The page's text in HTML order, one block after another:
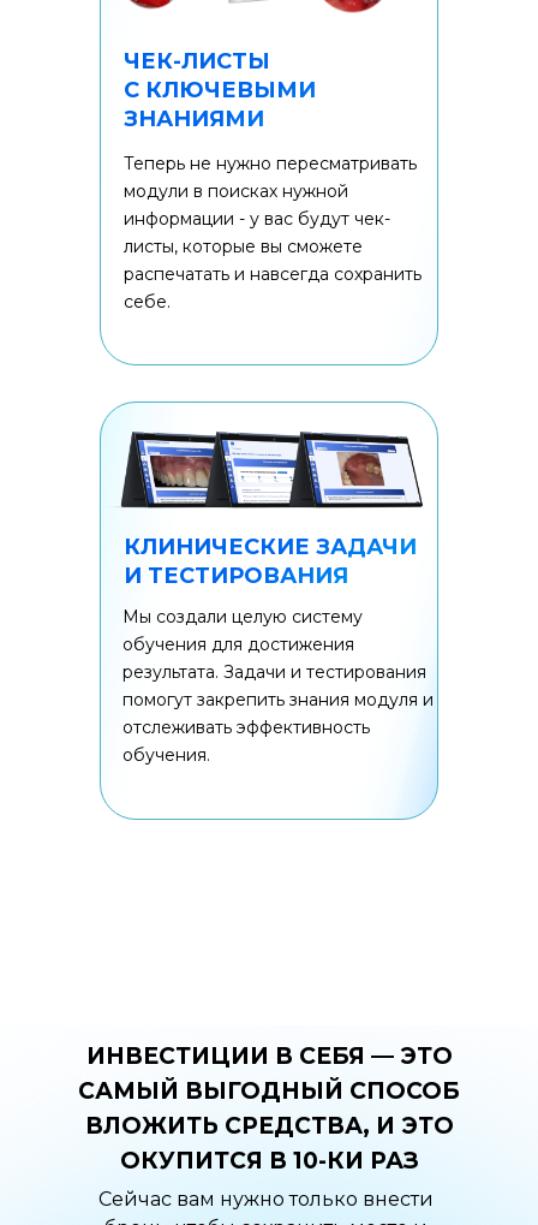
ЧЕК-ЛИСТЫ
С КЛЮЧЕВЫМИ
ЗНАНИЯМИ
Теперь не нужно пересматривать
модули в поисках нужной
информации - у вас будут чек-
листы, которые вы сможете
распечатать и навсегда сохранить
себе.
КЛИНИЧЕСКИЕ ЗАДАЧИ
И ТЕСТИРОВАНИЯ
Мы создали целую систему
обучения для достижения
результата. Задачи и тестирования
помогут закрепить знания модуля и
отслеживать эффективность
обучения.
Сейчас вам нужно только внести
ИНВЕСТИЦИИ В СЕБЯ — ЭТО
САМЫЙ ВЫГОДНЫЙ СПОСОБ
ВЛОЖИТЬ СРЕДСТВА, И ЭТО
ОКУПИТСЯ В 10-КИ РАЗ